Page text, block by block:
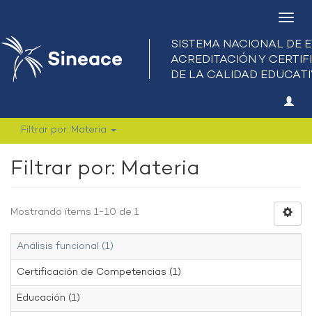
Filtrar por: Materia
Filtrar por: Materia
Mostrando ítems 1-10 de 1
Análisis funcional (1)
Certificación de Competencias (1)
Educación (1)